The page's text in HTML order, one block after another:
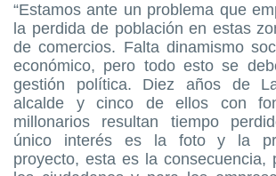
“Estamos ante un problema que
la perdida de población en estas
de comercios. Falta dinamismo
económico, pero todo esto se
gestión política. Diez años de
alcalde y cinco de ellos con
millonarios resultan tiempo
único interés es la foto y la
proyecto, esta es la consecuencia,